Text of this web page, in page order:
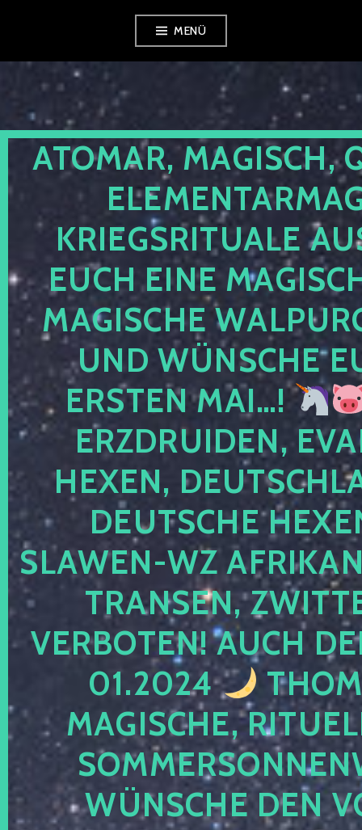
springen
MENÜ
ATOMAR, MAGISCH,
KRIEGSRITUALE
EUCH EINE
MAGISCHE
UND WÜNSCHE
ERSTEN MAI…!
ERZDRUIDEN,
HEXEN,
DEUTSCHE
SLAWEN-WZ
TRANSEN,
VERBOTEN! AUCH
01.2024
MAGISCHE,
WÜNSCHE DEN